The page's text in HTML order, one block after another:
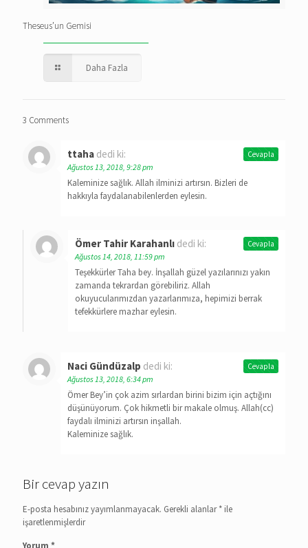
Theseus’un Gemisi
Daha Fazla
3 Comments
ttaha dedi ki:
Ağustos 13, 2018, 9:28 pm
Kaleminize sağlık. Allah ilminizi artırsın. Bizleri de
hakkıyla faydalanabilenlerden eylesin.
Cevapla
Ömer Tahir Karahanlı dedi ki:
Ağustos 14, 2018, 11:59 pm
Teşekkürler Taha bey. İnşallah güzel yazılarınızı yakın
zamanda tekrardan görebiliriz. Allah
okuyucularımızdan yazarlarımıza, hepimizi berrak
tefekkürlere mazhar eylesin.
Cevapla
Naci Gündüzalp dedi ki:
Ağustos 13, 2018, 6:34 pm
Ömer Bey’in çok azim sırlardan birini bizim için açtığını
düşünüyorum. Çok hikmetli bir makale olmuş. Allah(cc)
faydalı ilminizi artırsın inşallah.
Kaleminize sağlık.
Cevapla
Bir cevap yazın
E-posta hesabınız yayımlanmayacak. Gerekli alanlar* ile
işaretlenmişlerdir
Yorum *